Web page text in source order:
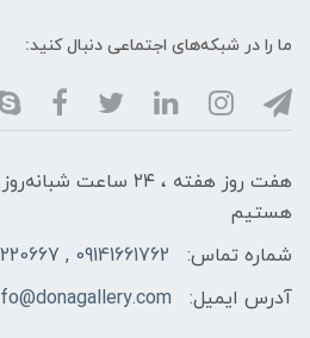
ما را در شبکه‌های اجتماعی دنبال کنید:
هفت روز هفته ، ۲۴
هستیم
شماره تماس:
09141661762 , 04442220667
آدرس ایمیل: